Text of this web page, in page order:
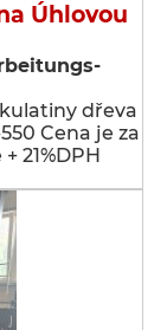
Úhlovou
dřeva
Cena je za
21%DPH